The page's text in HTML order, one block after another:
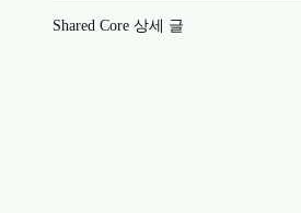
Shared Core 상세 글